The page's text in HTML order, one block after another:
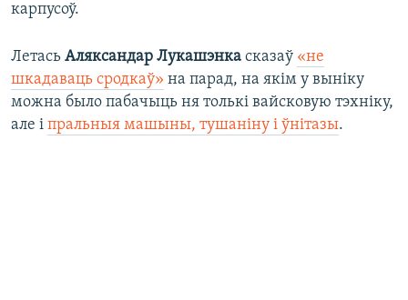
карпусоў.
Летась Аляксандар Лукашэнка сказаў «не
шкадаваць сродкаў» на парад, на якім у выніку
можна было пабачыць ня толькі вайсковую тэхніку,
але і пральныя машыны, тушаніну і ўнітазы.